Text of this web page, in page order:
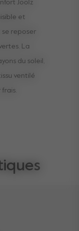
Joolz
et
reposer
La
du soleil,
ventilé
frais.
petit